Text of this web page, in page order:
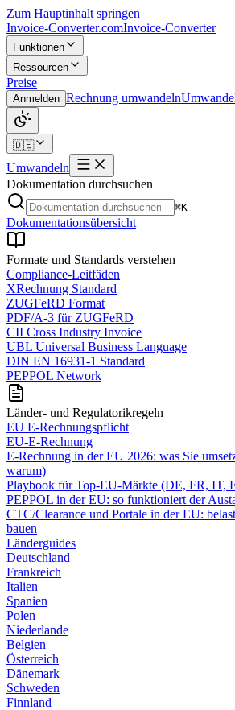
Zum Hauptinhalt springen
Invoice-Converter.comInvoice-Converter
Funktionen
Ressourcen
Preise
Anmelden Rechnung umwandeln
🇩🇪
Umwandeln
Dokumentation durchsuchen
⌘K
Dokumentationsübersicht
Formate und Standards verstehen
Compliance-Leitfäden
XRechnung Standard
ZUGFeRD Format
PDF/A-3 für ZUGFeRD
CII Cross Industry Invoice
UBL Universal Business Language
DIN EN 16931-1 Standard
PEPPOL Network
Länder- und Regulatorikregeln
EU E-Rechnungspflicht
EU-E-Rechnung
E‑Rechnung in der EU 2026: was Sie
warum)
Playbook für Top‑EU‑Märkte (DE, FR, IT,
PEPPOL in der EU: so funktioniert der
CTC/Clearance und Portale in der EU:
bauen
Länderguides
Deutschland
Frankreich
Italien
Spanien
Polen
Niederlande
Belgien
Österreich
Dänemark
Schweden
Finnland